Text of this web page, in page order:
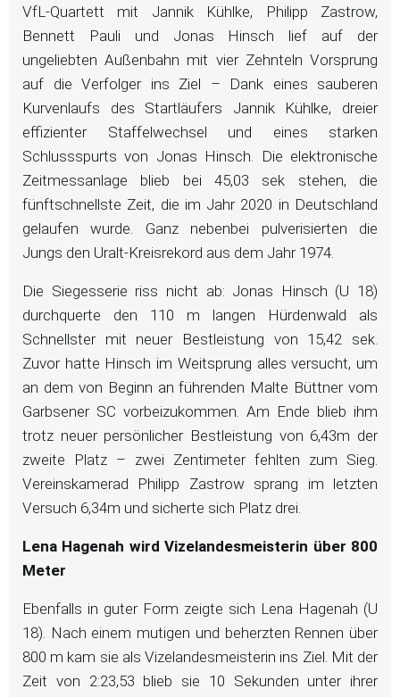
VfL-Quartett mit Jannik Kühlke, Philipp Zastrow,
Bennett Pauli und Jonas Hinsch lief auf der
ungeliebten Außenbahn mit vier Zehnteln Vorsprung
auf die Verfolger ins Ziel – Dank eines sauberen
Kurvenlaufs des Startläufers Jannik Kühlke, dreier
effizienter Staffelwechsel und eines starken
Schlussspurts von Jonas Hinsch. Die elektronische
Zeitmessanlage blieb bei 45,03 sek stehen, die
fünftschnellste Zeit, die im Jahr 2020 in Deutschland
gelaufen wurde. Ganz nebenbei pulverisierten die
Jungs den Uralt-Kreisrekord aus dem Jahr 1974.
Die Siegesserie riss nicht ab: Jonas Hinsch (U 18)
durchquerte den 110 m langen Hürdenwald als
Schnellster mit neuer Bestleistung von 15,42 sek.
Zuvor hatte Hinsch im Weitsprung alles versucht, um
an dem von Beginn an führenden Malte Büttner vom
Garbsener SC vorbeizukommen. Am Ende blieb ihm
trotz neuer persönlicher Bestleistung von 6,43m der
zweite Platz – zwei Zentimeter fehlten zum Sieg.
Vereinskamerad Philipp Zastrow sprang im letzten
Versuch 6,34m und sicherte sich Platz drei.
Lena Hagenah wird Vizelandesmeisterin über 800
Meter
Ebenfalls in guter Form zeigte sich Lena Hagenah (U
18). Nach einem mutigen und beherzten Rennen über
800 m kam sie als Vizelandesmeisterin ins Ziel. Mit der
Zeit von 2:23,53 blieb sie 10 Sekunden unter ihrer